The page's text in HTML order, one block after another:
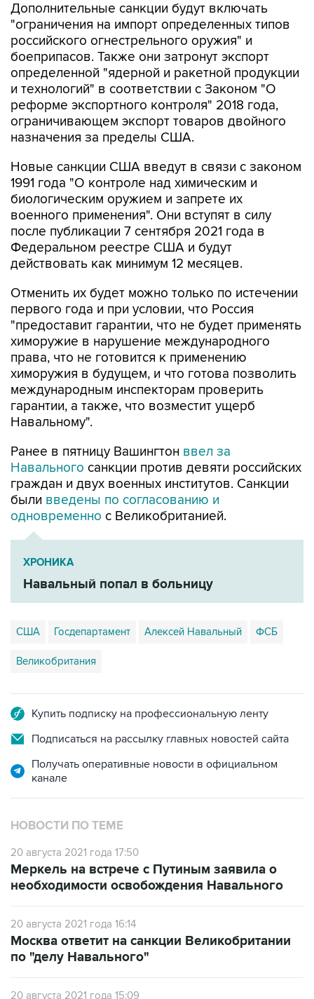
Дополнительные санкции будут включать
"ограничения на импорт определенных типов
российского огнестрельного оружия" и
боеприпасов. Также они затронут экспорт
определенной "ядерной и ракетной продукции
и технологий" в соответствии с Законом "О
реформе экспортного контроля" 2018 года,
ограничивающем экспорт товаров двойного
назначения за пределы США.
Новые санкции США введут в связи с законом
1991 года "О контроле над химическим и
биологическим оружием и запрете их
военного применения". Они вступят в силу
после публикации 7 сентября 2021 года в
Федеральном реестре США и будут
действовать как минимум 12 месяцев.
Отменить их будет можно только по истечении
первого года и при условии, что Россия
"предоставит гарантии, что не будет применять
химоружие в нарушение международного
права, что не готовится к применению
химоружия в будущем, и что готова позволить
международным инспекторам проверить
гарантии, а также, что возместит ущерб
Навальному".
Ранее в пятницу Вашингтон ввел за
Навального санкции против девяти российских
граждан и двух военных институтов. Санкции
были введены по согласованию и
одновременно с Великобританией.
ХРОНИКА
Навальный попал в больницу
США Госдепартамент Алексей Навальный ФСБ
Великобритания
Купить подписку на профессиональную ленту
Подписаться на рассылку главных новостей сайта
Получать оперативные новости в официальном
канале
НОВОСТИ ПО ТЕМЕ
20 августа 2021 года 17:50
Меркель на встрече с Путиным заявила о
необходимости освобождения Навального
20 августа 2021 года 16:14
Москва ответит на санкции Великобритании
по "делу Навального"
20 августа 2021 года 15:09